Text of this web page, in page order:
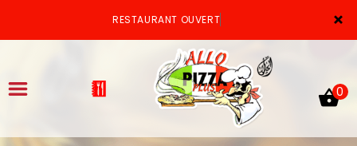
×
RESTAURANT OUVERT
0